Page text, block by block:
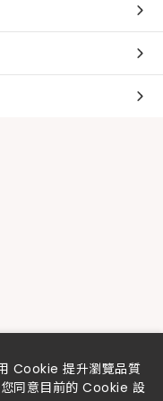
Cookie 提升瀏覽品質
同意目前的 Cookie 設